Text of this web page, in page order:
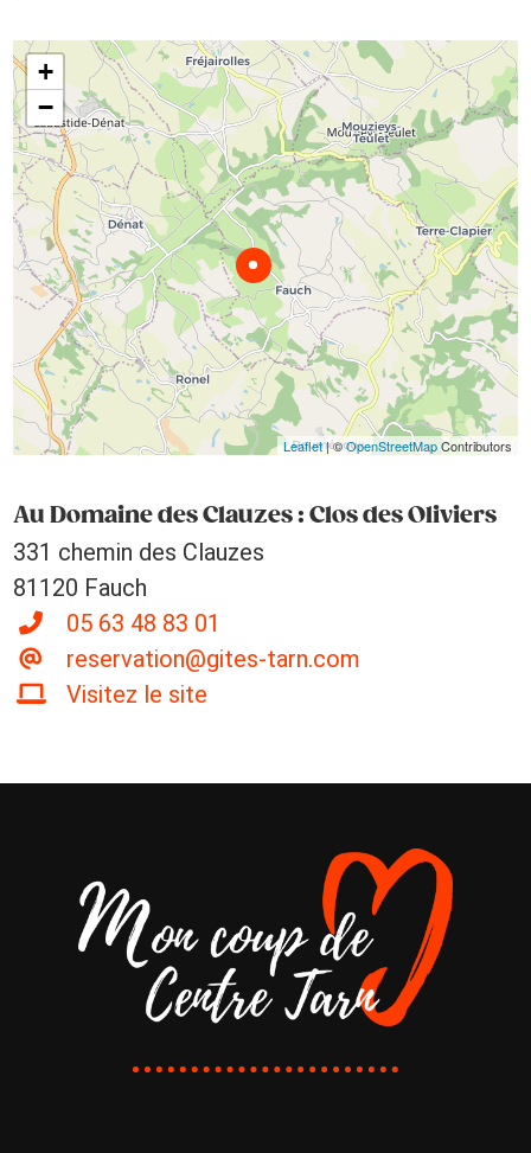
+
−
Leaflet| ©OpenStreetMapContributors
Au Domaine des Clauzes : Clos des Oliviers
331 chemin des Clauzes
81120 Fauch
05 63 48 83 01
reservation@gites-tarn.com
Visitez le site